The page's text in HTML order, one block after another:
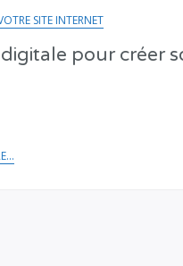
SITE INTERNET
pour créer